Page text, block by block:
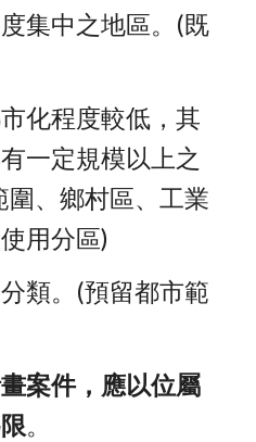
集中之地區。(既
化程度較低，其
一定規模以上之
、鄉村區、工業
用分區)
類。(預留都市範
案件，應以位屬
。